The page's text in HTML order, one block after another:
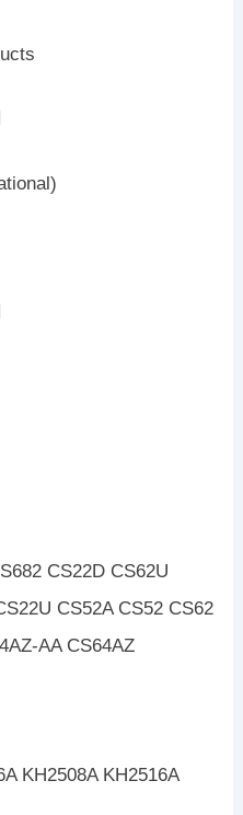
CS22D CS62U
CS52A CS52 CS62
AA CS64AZ
KH2508A KH2516A